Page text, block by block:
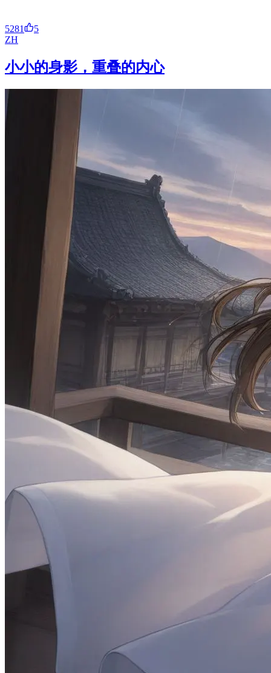
5281
5
ZH
小小的身影，重叠的内心